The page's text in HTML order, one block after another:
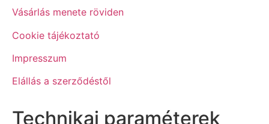
Vásárlás menete röviden
Cookie tájékoztató
Impresszum
Elállás a szerződéstől
Technikai paraméterek